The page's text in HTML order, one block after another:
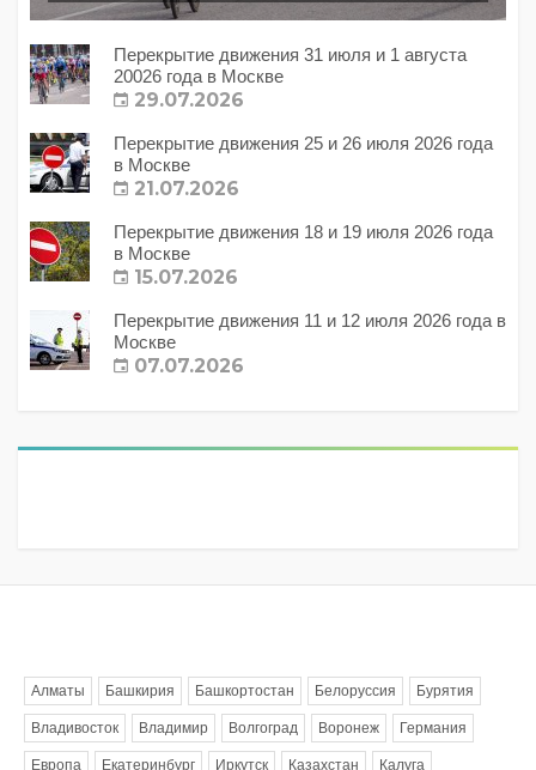
Перекрытие движения 31 июля и 1 августа
20026 года в Москве
29.07.2026
Перекрытие движения 25 и 26 июля 2026 года
в Москве
21.07.2026
Перекрытие движения 18 и 19 июля 2026 года
в Москве
15.07.2026
Перекрытие движения 11 и 12 июля 2026 года в
Москве
07.07.2026
Алматы Башкирия Башкортостан Белоруссия Бурятия
Владивосток Владимир Волгоград Воронеж Германия
Европа Екатеринбург Иркутск Казахстан Калуга